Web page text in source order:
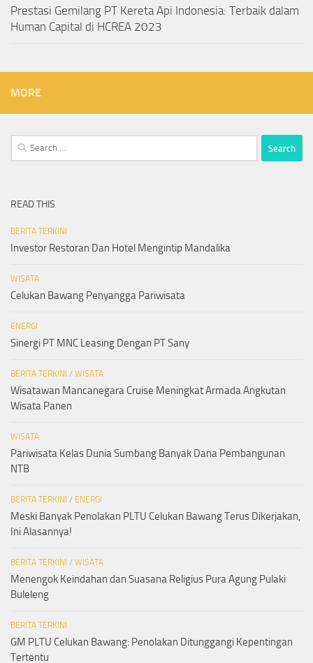
Prestasi Gemilang PT Kereta Api Indonesia: Terbaik dalam
Human Capital di HCREA 2023
MORE
Search
for:
READ THIS
BERITA TERKINI
Investor Restoran Dan Hotel Mengintip Mandalika
WISATA
Celukan Bawang Penyangga Pariwisata
ENERGI
Sinergi PT MNC Leasing Dengan PT Sany
BERITA TERKINI / WISATA
Wisatawan Mancanegara Cruise Meningkat Armada Angkutan
Wisata Panen
WISATA
Pariwisata Kelas Dunia Sumbang Banyak Dana Pembangunan
NTB
BERITA TERKINI / ENERGI
Meski Banyak Penolakan PLTU Celukan Bawang Terus Dikerjakan,
Ini Alasannya!
BERITA TERKINI / WISATA
Menengok Keindahan dan Suasana Religius Pura Agung Pulaki
Buleleng
BERITA TERKINI
GM PLTU Celukan Bawang: Penolakan Ditunggangi Kepentingan
Tertentu